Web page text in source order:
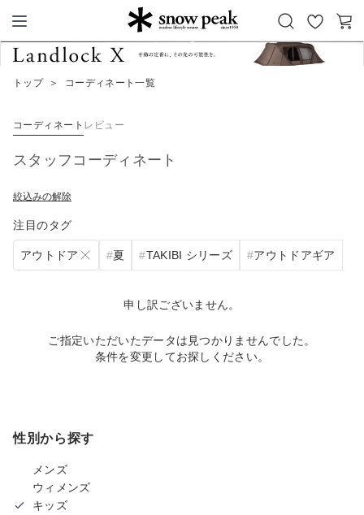
Snow Peak
お
気
カ
トップ ＞ コーディネート一覧
コーディネート レビュー
スタッフコーディネート
絞込みの解除
注目のタグ
アウトドア 夏 TAKIBI シリーズ アウトドアギア
申し訳ございません。
ご指定いただいたデータは見つかりませんでした。
条件を変更してお探しください。
性別から探す
メンズ
ウィメンズ
キッズ